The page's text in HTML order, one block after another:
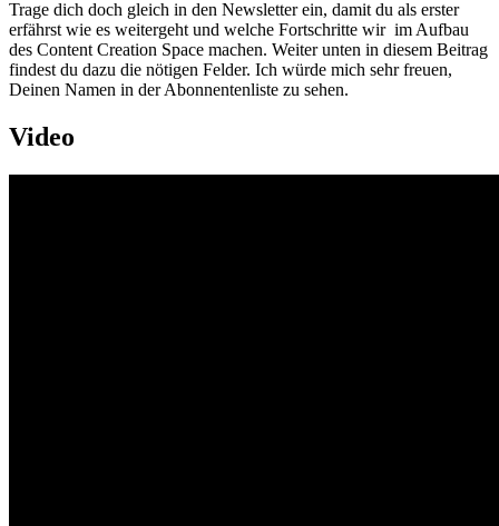
Trage dich doch gleich in den Newsletter ein, damit du als erster
erfährst wie es weitergeht und welche Fortschritte wir im Aufbau
des Content Creation Space machen. Weiter unten in diesem Beitrag
findest du dazu die nötigen Felder. Ich würde mich sehr freuen,
Deinen Namen in der Abonnentenliste zu sehen.
Video